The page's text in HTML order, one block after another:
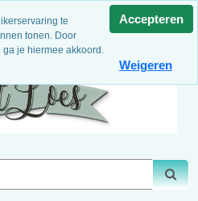
goed, geld terug!
Dagelijks
dagen retour Veilig betalen
te
tonen. Door
je hiermee akkoord.
Accepteren
Weigeren